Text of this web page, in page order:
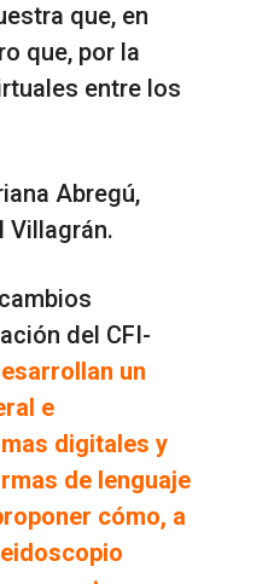
que, en
que, por la
entre los
Abregú,
Villagrán.
del CFI-
un
e
digitales y
de lenguaje
cómo, a